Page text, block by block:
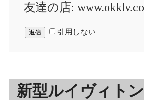
友達の店:
引用しない
新型ルイヴィト